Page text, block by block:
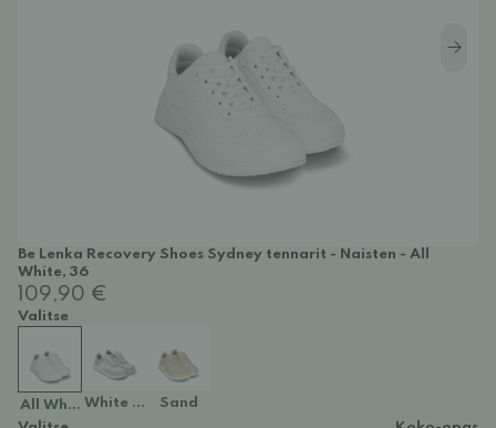
Be Lenka Recovery Shoes Sydney tennarit - Naisten - All
White, 36
109,90 €
Valitse
All WhiteWhite & Light Grey
Sand